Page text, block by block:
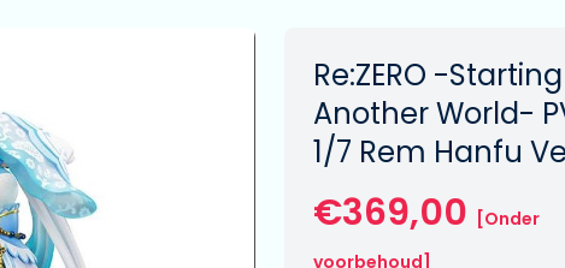
Re:ZERO -
Another World-
1/7 Rem Hanfu
€369,00 [Onder
voorbehoud]